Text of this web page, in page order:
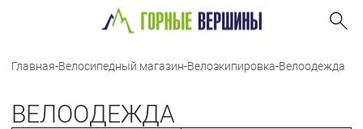
Главная-Велосипедный магазин-Велоэкипировка-Велоодежда
ВЕЛООДЕЖДА